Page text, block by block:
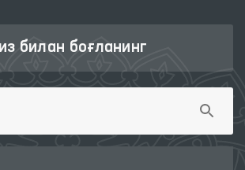
билан боғланинг